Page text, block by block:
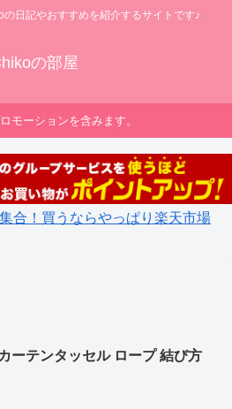
日記やおすすめを紹介するサイトです♪
の部屋
モーションを含みます。
合！買うならやっぱり楽天市場
カーテンタッセル ロープ 結び方